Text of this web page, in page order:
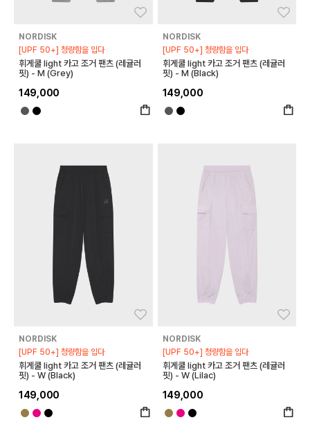
NORDISK
[UPF 50+] 청량함을 입다
휘게쿨 light 카고 조거 팬츠 (레귤러
핏) - M (Grey)
149,000
NORDISK
[UPF 50+] 청량함을 입다
휘게쿨 light 카고 조거 팬츠 (레귤러
핏) - M (Black)
149,000
NORDISK
[UPF 50+] 청량함을 입다
휘게쿨 light 카고 조거 팬츠 (레귤러
핏) - W (Black)
149,000
NORDISK
[UPF 50+] 청량함을 입다
휘게쿨 light 카고 조거 팬츠 (레귤러
핏) - W (Lilac)
149,000